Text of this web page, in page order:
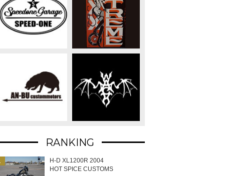
RANKING
H-D XL1200R 2004
HOT SPICE CUSTOMS